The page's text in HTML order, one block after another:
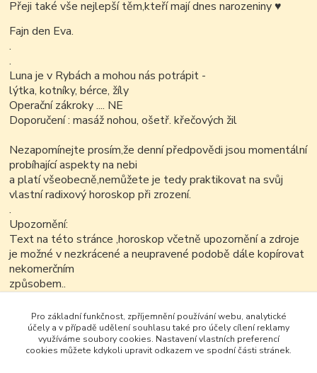
Přeji také vše nejlepší těm,kteří mají dnes narozeniny♥
Fajn den Eva.
.
.
Luna je v Rybách a mohou nás potrápit -
lýtka, kotníky, bérce, žíly
Operační zákroky .... NE
Doporučení : masáž nohou, ošetř. křečových žil
Nezapomínejte prosím,že denní předpovědi jsou momentální
probíhající aspekty na nebi
a platí všeobecně,nemůžete je tedy praktikovat na svůj
vlastní radixový horoskop při zrození.
.
Upozornění:
Text na této stránce ,horoskop včetně upozornění a zdroje
je možné v nezkrácené a neupravené podobě dále kopírovat
nekomerčním
způsobem..
Pro základní funkčnost, zpříjemnění používání webu, analytické
účely a v případě udělení souhlasu také pro účely cílení reklamy
využíváme soubory cookies. Nastavení vlastních preferencí
cookies můžete kdykoli upravit odkazem ve spodní části stránek.